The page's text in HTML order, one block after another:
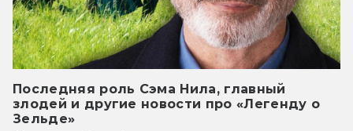
Последняя роль Сэма Нила, главный
злодей и другие новости про «Легенду о
Зельде»